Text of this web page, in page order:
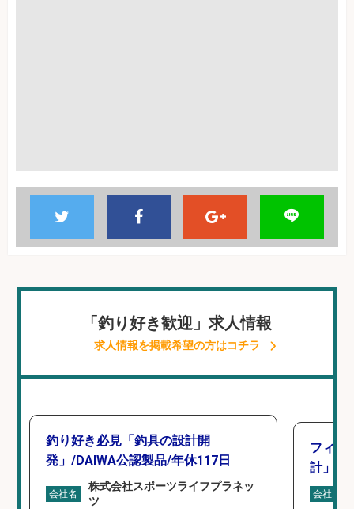
「釣り好き歓迎」求人情報
求人情報を掲載希望の方はコチラ
釣り好き必見「釣具の設計開
発」/DAIWA公認製品/年休117日
会社名
株式会社スポーツライフプラネッ
ツ
フィッ
計」
会社名